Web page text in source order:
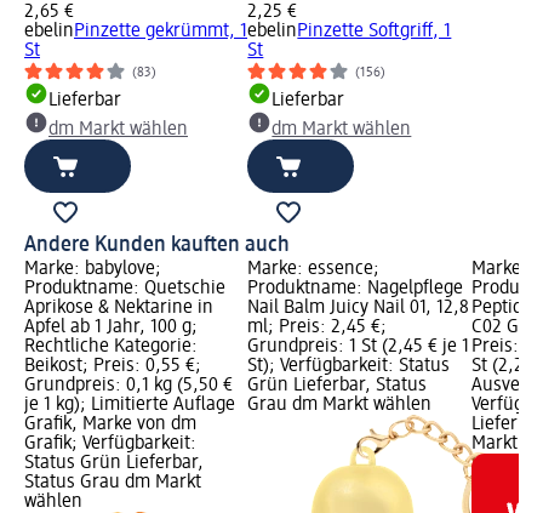
2,65 €
ebelinPinzette gekrümmt, 1
St
(83)
Lieferbar
dm Markt wählen
2,25 €
ebelinPinzette Softgriff, 1
St
(156)
Lieferbar
dm Markt wählen
Andere Kunden kauften auch
Marke: babylove;
Produktname: Quetschie
Aprikose & Nektarine in
Apfel ab 1 Jahr, 100 g;
Rechtliche Kategorie:
Beikost; Preis: 0,55 €;
Grundpreis: 0,1 kg (5,50 €
je 1 kg); Limitierte Auflage
Grafik, Marke von dm
Grafik; Verfügbarkeit:
Status Grün Lieferbar,
Status Grau dm Markt
wählen
Marke: essence;
Produktname: Nagelpflege
Nail Balm Juicy Nail 01, 12,8
ml; Preis: 2,45 €;
Grundpreis: 1 St (2,45 € je 1
St); Verfügbarkeit: Status
Grün Lieferbar, Status
Grau dm Markt wählen
Marke:
Peptide
C02
Preis:
St (2,25
Markt